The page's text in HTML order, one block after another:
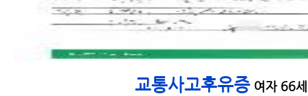
교통사고후유증여자 66세